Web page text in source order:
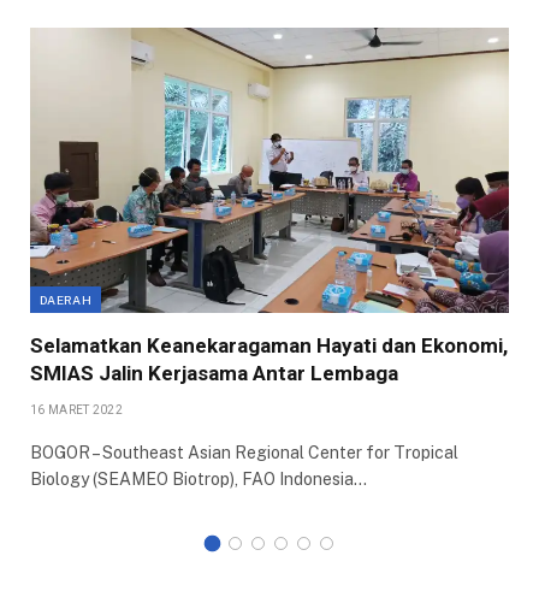
DAERAH
Selamatkan Keanekaragaman Hayati dan Ekonomi,
SMIAS Jalin Kerjasama Antar Lembaga
16 MARET 2022
BOGOR – Southeast Asian Regional Center for Tropical
Biology (SEAMEO Biotrop), FAO Indonesia…